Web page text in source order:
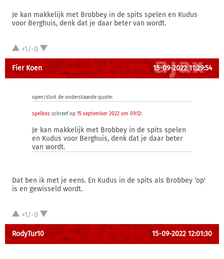
Je kan makkelijk met Brobbey in de spits spelen en Kudus
voor Berghuis, denk dat je daar beter van wordt.
+1/-0
Fier Koen 15-09-2022 11:29:54
open/sluit de onderstaande quote:
spelbos schreef op 15 september 2022 om 09:12:
Je kan makkelijk met Brobbey in de spits spelen
en Kudus voor Berghuis, denk dat je daar beter
van wordt.
Dat ben ik met je eens. En Kudus in de spits als Brobbey 'op'
is en gewisseld wordt.
+1/-0
RodyTur10 15-09-2022 12:01:30